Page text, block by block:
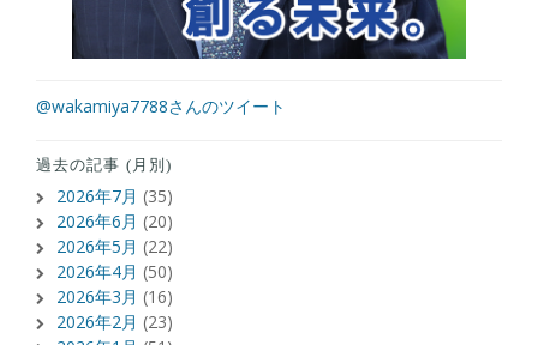
@wakamiya7788さんのツイート
過去の記事 (月別)
2026年7月 (35)
2026年6月 (20)
2026年5月 (22)
2026年4月 (50)
2026年3月 (16)
2026年2月 (23)